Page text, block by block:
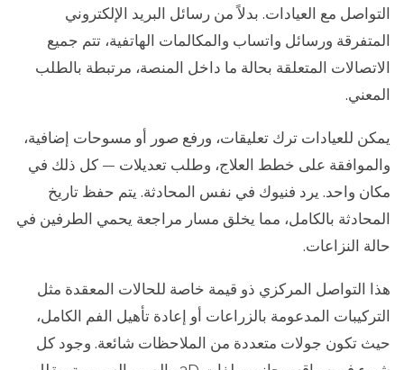
التواصل مع العيادات. بدلاً من رسائل البريد الإلكتروني
المتفرقة ورسائل واتساب والمكالمات الهاتفية، تتم جميع
الاتصالات المتعلقة بحالة ما داخل المنصة، مرتبطة بالطلب
المعني.
يمكن للعيادات ترك تعليقات، ورفع صور أو مسوحات إضافية،
والموافقة على خطط العلاج، وطلب تعديلات — كل ذلك في
مكان واحد. يرد فنيوك في نفس المحادثة. يتم حفظ تاريخ
المحادثة بالكامل، مما يخلق مسار مراجعة يحمي الطرفين في
حالة النزاعات.
هذا التواصل المركزي ذو قيمة خاصة للحالات المعقدة مثل
التركيبات المدعومة بالزراعات أو إعادة تأهيل الفم الكامل،
حيث تكون جولات متعددة من الملاحظات شائعة. وجود كل